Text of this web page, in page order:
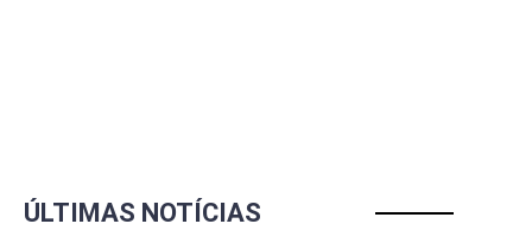
ÚLTIMAS NOTÍCIAS